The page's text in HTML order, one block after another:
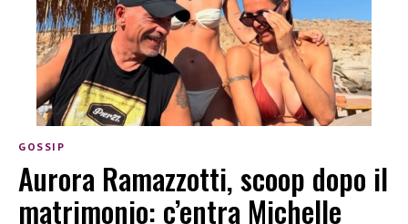
GOSSIP
Aurora Ramazzotti, scoop dopo il
matrimonio: c’entra Michelle